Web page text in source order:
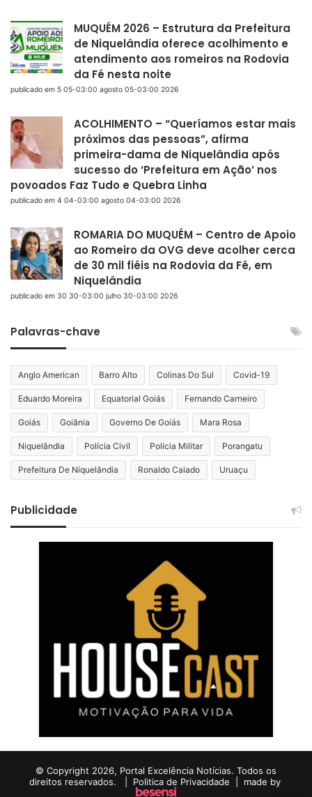
MUQUÉM 2026 – Estrutura da Prefeitura
de Niquelândia oferece acolhimento e
atendimento aos romeiros na Rodovia
da Fé nesta noite
publicado em 5 05-03:00 agosto 05-03:00 2026
ACOLHIMENTO – “Queríamos estar mais
próximos das pessoas”, afirma
primeira-dama de Niquelândia após
sucesso do ‘Prefeitura em Ação’ nos
povoados Faz Tudo e Quebra Linha
publicado em 4 04-03:00 agosto 04-03:00 2026
ROMARIA DO MUQUÉM – Centro de Apoio
ao Romeiro da OVG deve acolher cerca
de 30 mil fiéis na Rodovia da Fé, em
Niquelândia
publicado em 30 30-03:00 julho 30-03:00 2026
Palavras-chave
Anglo American Barro Alto Colinas Do Sul Covid-19
Eduardo Moreira Equatorial Goiás Fernando Carneiro
Goiás Goiânia Governo De Goiás Mara Rosa
Niquelândia Polícia Civil Polícia Militar Porangatu
Prefeitura De Niquelândia Ronaldo Caiado Uruaçu
Publicidade
© Copyright 2026, Portal Excelência Notícias. Todos os
direitos reservados. | Politica de Privacidade | made by